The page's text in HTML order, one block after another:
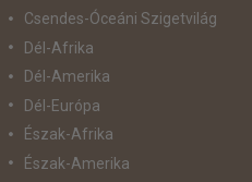
Csendes-Óceáni Szigetvilág
Dél-Afrika
Dél-Amerika
Dél-Európa
Észak-Afrika
Észak-Amerika